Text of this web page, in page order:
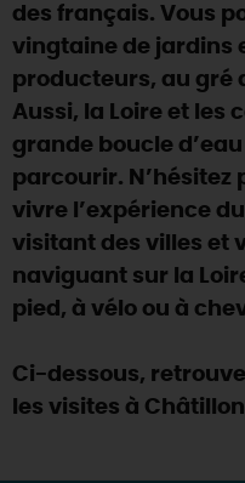
des français. Vous
vingtaine de jardins
producteurs, au gré
Aussi, la Loire et les
grande boucle
parcourir. N’hésitez
vivre l’expérience du
visitant des villes et
naviguant sur la
pied, à vélo ou à
Ci-dessous,
les visites à